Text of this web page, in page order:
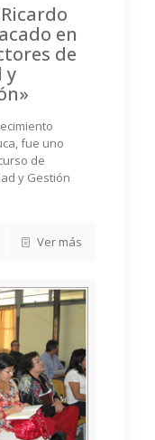
en
de
y
fue uno
de
y Gestión
Ver más